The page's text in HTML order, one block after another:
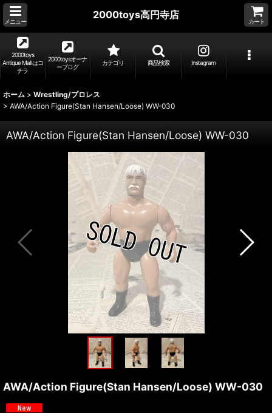
メニュー
2000toys高円寺店
カート
2000toys
Antique Mall はコ
チラ
2000toysオーナ
ーブログ
カテゴリ 商品検索 Instagram
ホーム > Wrestling/プロレス
> AWA/Action Figure(Stan Hansen/Loose) WW-030
AWA/Action Figure(Stan Hansen/Loose) WW-030
AWA/Action Figure(Stan Hansen/Loose) WW-030